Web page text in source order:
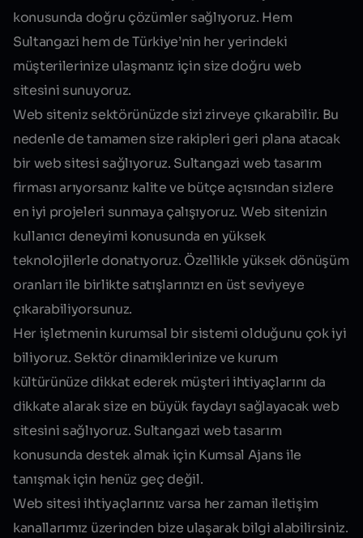
konusunda doğru çözümler sağlıyoruz. Hem
Sultangazi hem de Türkiye’nin her yerindeki
müşterilerinize ulaşmanız için size doğru web
sitesini sunuyoruz.
Web siteniz sektörünüzde sizi zirveye çıkarabilir. Bu
nedenle de tamamen size rakipleri geri plana atacak
bir web sitesi sağlıyoruz. Sultangazi web tasarım
firmasıarıyorsanız kalite ve bütçe açısından sizlere
en iyi projeleri sunmaya çalışıyoruz. Web sitenizin
kullanıcı deneyimi konusunda en yüksek
teknolojilerle donatıyoruz. Özellikle yüksek dönüşüm
oranları ile birlikte satışlarınızı en üst seviyeye
çıkarabiliyorsunuz.
Her işletmenin kurumsal bir sistemi olduğunu çok iyi
biliyoruz. Sektör dinamiklerinize ve kurum
kültürünüze dikkat ederek müşteri ihtiyaçlarını da
dikkate alarak size en büyük faydayı sağlayacak web
sitesini sağlıyoruz. Sultangazi web tasarım
konusunda destek almak için Kumsal Ajans ile
tanışmak için henüz geç değil.
Web sitesi ihtiyaçlarınız varsa her zaman iletişim
kanallarımız üzerinden bize ulaşarak bilgi alabilirsiniz.